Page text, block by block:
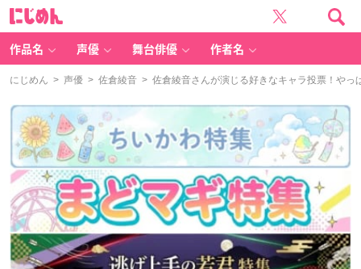
作品名 声優 舞台俳優 作者名
にじめん > 声優 > 佐倉綾音 > 佐倉綾音さんが演じる好きなキャラ投票！やっ